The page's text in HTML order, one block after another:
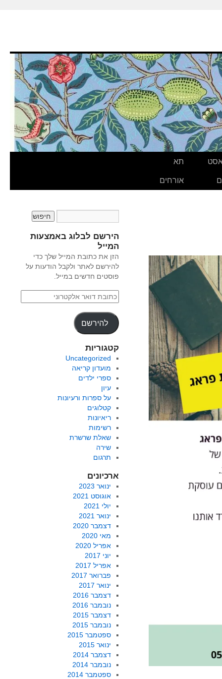
תא
אורחים
הירשם לבלוג באמצעות
המייל
הזן את כתובת המייל שלך כדי
להירשם לאתר ולקבל הודעות על
פוסטים חדשים במייל.
להירשם
קטגוריות
Uncategorized
מועדון קריאה
ספרי ילדים
עיון
על ספרות ורעיונות
קטלוגים
ריאיונות
רשימות
שאלת שרשרת
שירה
תרגום
ארכיונים
ינואר 2023
אוגוסט 2021
יולי 2021
ינואר 2021
דצמבר 2020
מאי 2020
אפריל 2020
יוני 2017
אפריל 2017
פברואר 2017
ינואר 2017
דצמבר 2016
נובמבר 2016
דצמבר 2015
נובמבר 2015
ספטמבר 2015
ינואר 2015
דצמבר 2014
נובמבר 2014
ספטמבר 2014